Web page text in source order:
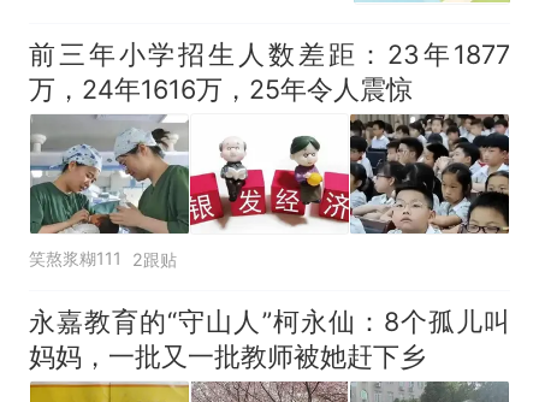
前三年小学招生人数差距：23年1877
万，24年1616万，25年令人震惊
笑熬浆糊111 2跟贴
永嘉教育的“守山人”柯永仙：8个孤儿叫
妈妈，一批又一批教师被她赶下乡